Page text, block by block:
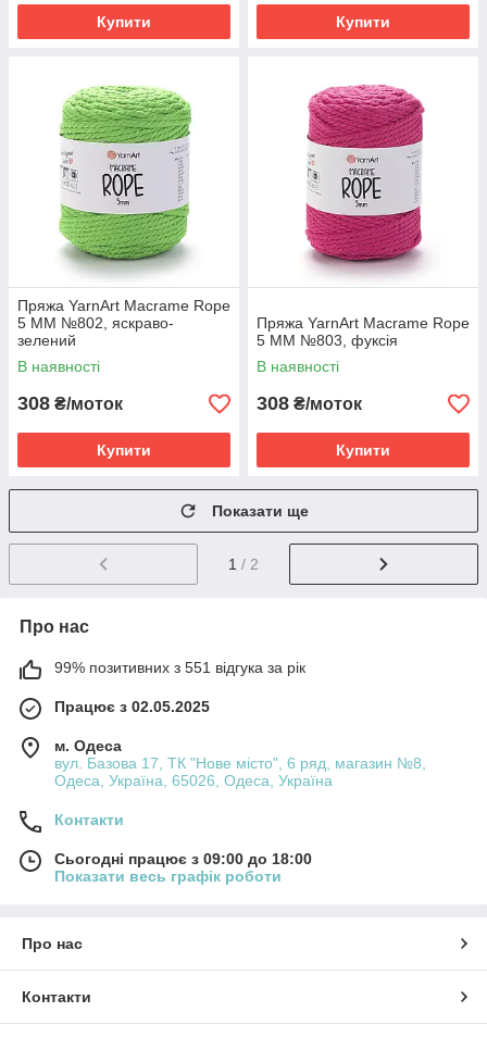
Купити Купити
Пряжа YarnArt Macrame Rope
5 MM №802, яскраво-
зелений
В наявності
308 ₴/моток
Купити
Пряжа YarnArt Macrame Rope
5 MM №803, фуксія
В наявності
308 ₴/моток
Купити
Показати ще
1 / 2
Про нас
99% позитивних з 551 відгука за рік
Працює з 02.05.2025
м. Одеса
вул. Базова 17, ТК "Нове місто", 6 ряд, магазин №8,
Одеса, Україна, 65026, Одеса, Україна
Контакти
Сьогодні працює з 09:00 до 18:00
Показати весь графік роботи
Про нас
Контакти